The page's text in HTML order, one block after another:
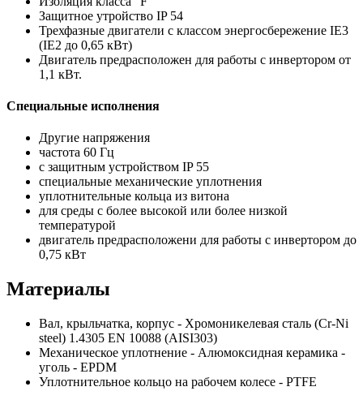
Защитное утройство IP 54
Трехфазные двигатели с классом энергосбережение IE3
(IE2 до 0,65 кВт)
Двигатель предрасположен для работы с инвертором от
1,1 кВт.
Специальные исполнения
Другие напряжения
частота 60 Гц
с защитным устройством IP 55
специальные механические уплотнения
уплотнительные кольца из витона
для среды с более высокой или более низкой
температурой
двигатель предрасположени для работы с инвертором до
0,75 кВт
Материалы
Вал, крыльчатка, корпус - Хромоникелевая сталь (Cr-Ni
steel) 1.4305 EN 10088 (AISI303)
Механическое уплотнение - Алюмоксидная керамика -
уголь - EPDM
Уплотнительное кольцо на рабочем колесе - PTFE